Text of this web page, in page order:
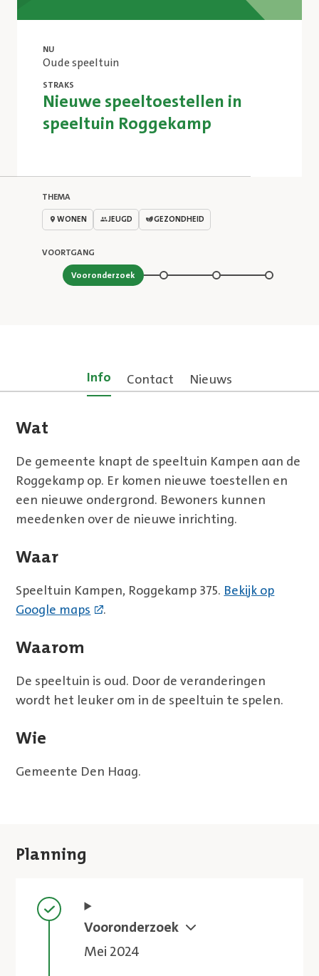
NU
Oude speeltuin
STRAKS
Nieuwe speeltoestellen in
speeltuin Roggekamp
THEMA
WONEN JEUGD GEZONDHEID
VOORTGANG
Stap 1 van 4
Vooronderzoek
Info Contact Nieuws
Wat
De gemeente knapt de speeltuin Kampen aan de
Roggekamp op. Er komen nieuwe toestellen en
een nieuwe ondergrond. Bewoners kunnen
meedenken over de nieuwe inrichting.
Waar
Speeltuin Kampen, Roggekamp 375. Bekijk op
Google maps
.
Waarom
De speeltuin is oud. Door de veranderingen
wordt het leuker om in de speeltuin te spelen.
Wie
Gemeente Den Haag.
Planning
Stap voltooid
Vooronderzoek
Mei 2024